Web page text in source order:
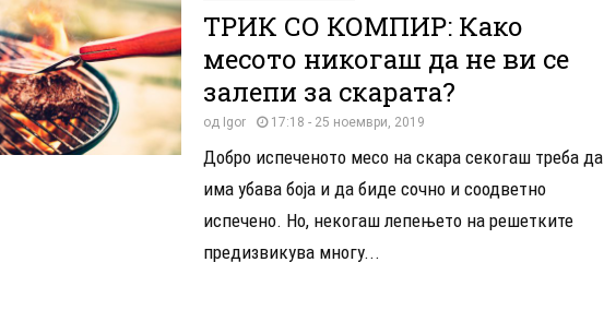
ТРИК СО КОМПИР: Како
месото никогаш да не ви се
залепи за скарата?
од Igor 17:18 - 25 ноември, 2019
Добро испеченото месо на скара секогаш треба да
има убава боја и да биде сочно и соодветно
испечено. Но, некогаш лепењето на решетките
предизвикува многу...